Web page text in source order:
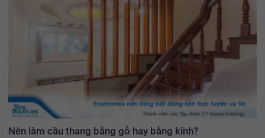
Nên làm cầu thang bằng gỗ hay bằng kính?